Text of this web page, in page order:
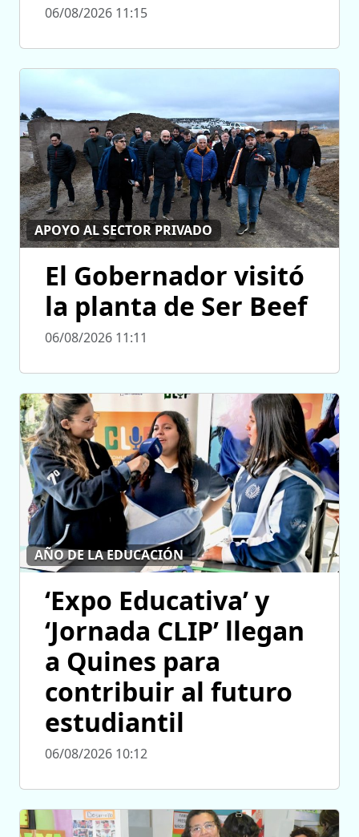
06/08/2026 11:15
APOYO AL SECTOR PRIVADO
El Gobernador visitó
la planta de Ser Beef
06/08/2026 11:11
AÑO DE LA EDUCACIÓN
‘Expo Educativa’ y
‘Jornada CLIP’ llegan
a Quines para
contribuir al futuro
estudiantil
06/08/2026 10:12